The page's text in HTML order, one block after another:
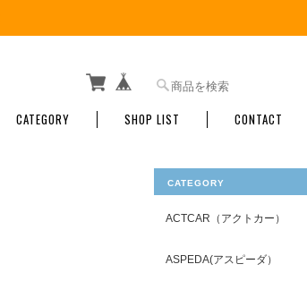
CATEGORY SHOP LIST CONTACT
CATEGORY
ACTCAR（アクトカー）
ASPEDA(アスピーダ）